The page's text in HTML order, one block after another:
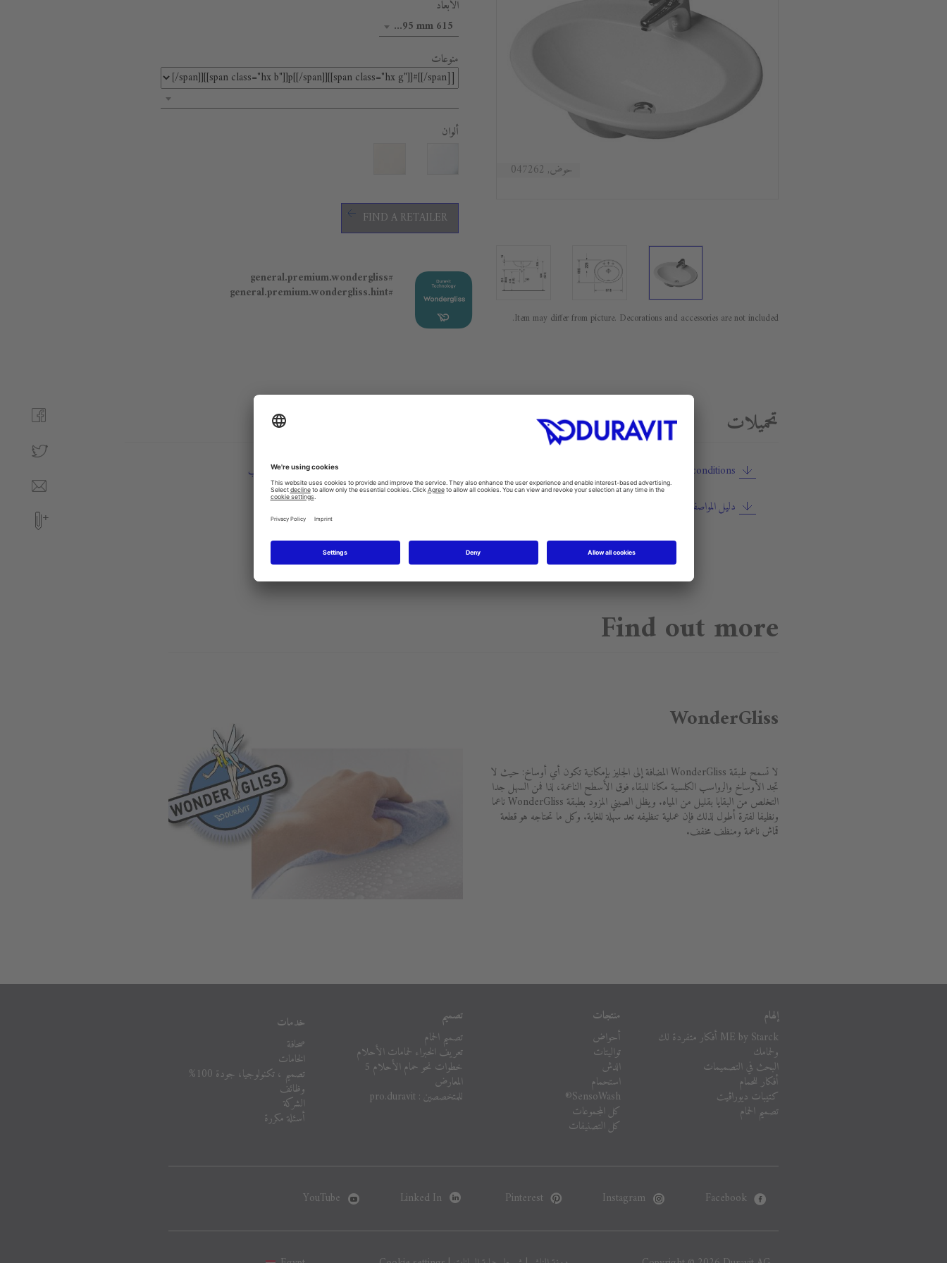
حوض, 047262
Item may differ from picture. Decorations and accessories are not included.
الأبعاد
615 x 495 mm
منوعات
ألوان
FIND A RETAILER
#general.premium.wondergliss
#general.premium.wondergliss.hint
تحميلات
Warranty terms and conditions
تعليمات التركيب
دليل المواصفات
Find out more
WonderGliss
لا تسمح طبقة WonderGliss المضافة إلى الجليز بإمكانية تكون أي أوساخ: حيث لا
تجد الأوساخ والرواسب الكلسية مكانا للبقاء فوق الأسطح الناعمة، لذا فمن السهل جدا
التخلص من البقايا بقليل من المياه. ويظل الصيني المزود بطبقة WonderGliss ناعما
ونظيفا لفترة أطول لذلك فإن عملية تنظيفه تعد سهلة للغاية. وكل ما تحتاجه هو قطعة
قماش ناعمة ومنظف مخفف.
إلهام
ME by Starck أفكار متفردة لك
ولحمامك
البحث في التصميمات
أفكار للحمام
كتيبات ديوراڨيت
تصميم الحمام
منتجات
أحواض
تواليتات
الدش
استحمام
SensoWash®
كل المجموعات
كل التصنيفات
تصميم
تصميم الحمام
تعريف الخبراء لحمامات الأحلام
خطوات نحو حمام الأحلام 5
المعارض
للمتخصصين : pro.duravit
خدمات
صحافة
الخامات
تصميم ، تكنولوجيا، جودة 100%
وظائف
الشركة
أسئلة مكررة
Facebook
Instagram
Pinterest
Linked In
YouTube